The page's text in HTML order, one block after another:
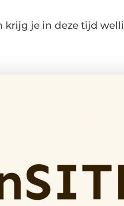
krijg je in deze tijd